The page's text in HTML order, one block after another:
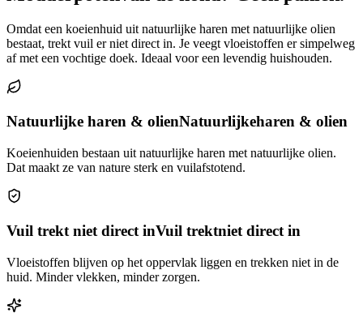
Omdat een koeienhuid uit natuurlijke haren met natuurlijke olien
bestaat, trekt vuil er niet direct in. Je veegt vloeistoffen er simpelweg
af met een vochtige doek. Ideaal voor een levendig huishouden.
Natuurlijke haren & olienNatuurlijkeharen & olien
Koeienhuiden bestaan uit natuurlijke haren met natuurlijke olien.
Dat maakt ze van nature sterk en vuilafstotend.
Vuil trekt niet direct inVuil trektniet direct in
Vloeistoffen blijven op het oppervlak liggen en trekken niet in de
huid. Minder vlekken, minder zorgen.